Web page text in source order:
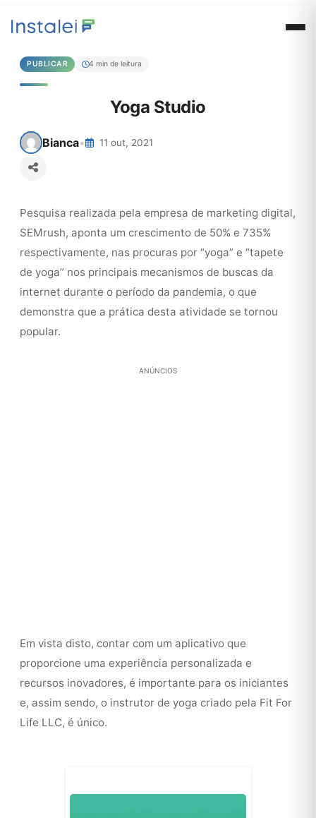
PUBLICAR 4 min de leitura
Yoga Studio
Bianca• 11 out, 2021
Pesquisa realizada pela empresa de marketing digital,
SEMrush, aponta um crescimento de 50% e 735%
respectivamente, nas procuras por “yoga” e “tapete
de yoga” nos principais mecanismos de buscas da
internet durante o período da pandemia, o que
demonstra que a prática desta atividade se tornou
popular.
ANÚNCIOS
Em vista disto, contar com um aplicativo que
proporcione uma experiência personalizada e
recursos inovadores, é importante para os iniciantes
e, assim sendo, o instrutor de yoga criado pela Fit For
Life LLC, é único.